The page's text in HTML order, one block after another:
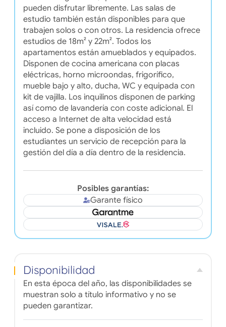
pueden disfrutar libremente. Las salas de
estudio también están disponibles para que
trabajen solos o con otros. La residencia ofrece
estudios de 18m² y 22m². Todos los
apartamentos están amueblados y equipados.
Disponen de cocina americana con placas
eléctricas, horno microondas, frigorífico,
mueble bajo y alto, ducha, WC y equipada con
kit de vajilla. Los inquilinos disponen de parking
así como de lavandería con coste adicional. El
acceso a Internet de alta velocidad está
incluido. Se pone a disposición de los
estudiantes un servicio de recepción para la
gestión del día a día dentro de la residencia.
Posibles garantías:
Garante físico
Disponibilidad
En esta época del año, las disponibilidades se
muestran solo a título informativo y no se
pueden garantizar.